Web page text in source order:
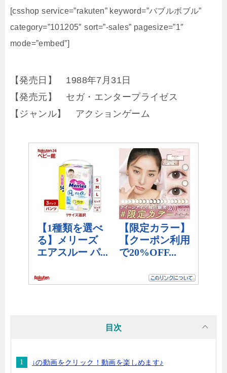
[csshop service=”rakuten” keyword=”バブルボブル”
category=”101205″ sort=”-sales” pagesize=”1″
mode=”embed”]
【発売日】 1988年7月31日
【発売元】 セガ・エンタープライゼス
【ジャンル】 アクションゲーム
目次
↓の動画をクリック！動画を楽しめます♪